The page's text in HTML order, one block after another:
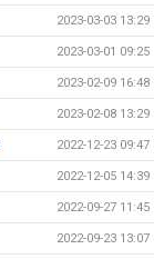
2023-03-03 13:29
2023-03-01 09:25
2023-02-09 16:48
2023-02-08 13:29
2022-12-23 09:47
2022-12-05 14:39
2022-09-27 11:45
2022-09-23 13:07